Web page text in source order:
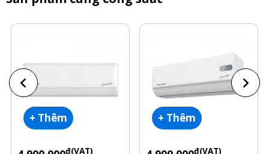
+ Thêm
đ(VAT)
+ Thêm
đ(VAT)